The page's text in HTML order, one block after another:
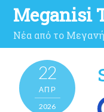
Meganisi
Νέα από το
22
ΑΠΡ
2026